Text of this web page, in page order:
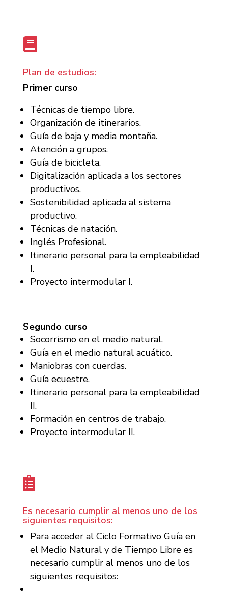

Plan de estudios:
Primer curso
Técnicas de tiempo libre.
Organización de itinerarios.
Guía de baja y media montaña.
Atención a grupos.
Guía de bicicleta.
Digitalización aplicada a los sectores
productivos.
Sostenibilidad aplicada al sistema
productivo.
Técnicas de natación.
Inglés Profesional.
Itinerario personal para la empleabilidad
I.
Proyecto intermodular I.
Segundo curso
Socorrismo en el medio natural.
Guía en el medio natural acuático.
Maniobras con cuerdas.
Guía ecuestre.
Itinerario personal para la empleabilidad
II.
Formación en centros de trabajo.
Proyecto intermodular II.

Es necesario cumplir al menos uno de los
siguientes requisitos:
Para acceder al Ciclo Formativo Guía en
el Medio Natural y de Tiempo Libre es
necesario cumplir al menos uno de los
siguientes requisitos: